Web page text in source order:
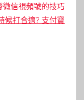
微信視頻號的技巧
候打合適? 支付寶